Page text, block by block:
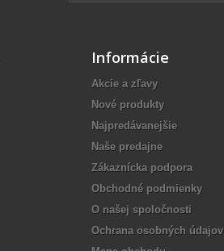
Informácie
Akcie a zľavy
Nové produkty
Najpredávanejšie
Naše predajne
Zákaznícka podpora
Obchodné podmienky
O našej spoločnosti
Ochrana osobných údajov